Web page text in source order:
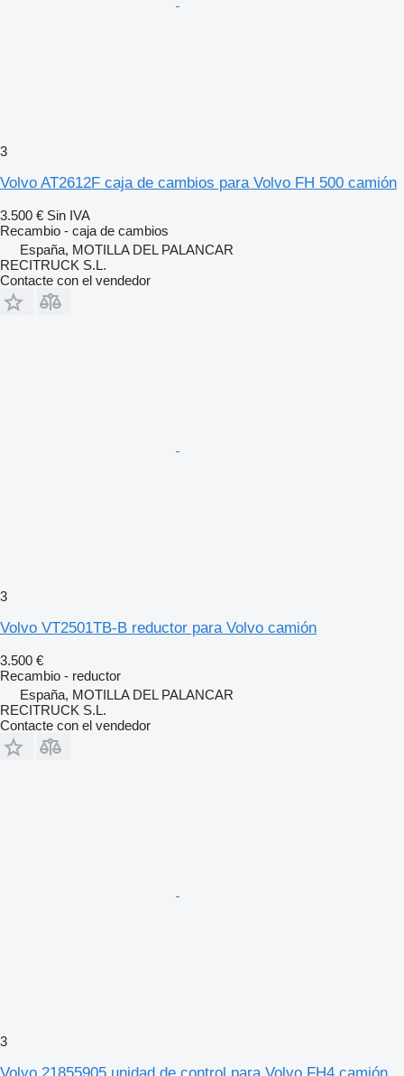
3
Volvo AT2612F caja de cambios para Volvo FH 500 camión
3.500 € Sin IVA
Recambio - caja de cambios
España, MOTILLA DEL PALANCAR
RECITRUCK S.L.
Contacte con el vendedor
3
Volvo VT2501TB-B reductor para Volvo camión
3.500 €
Recambio - reductor
España, MOTILLA DEL PALANCAR
RECITRUCK S.L.
Contacte con el vendedor
3